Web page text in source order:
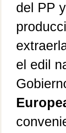
de PP y
el edil